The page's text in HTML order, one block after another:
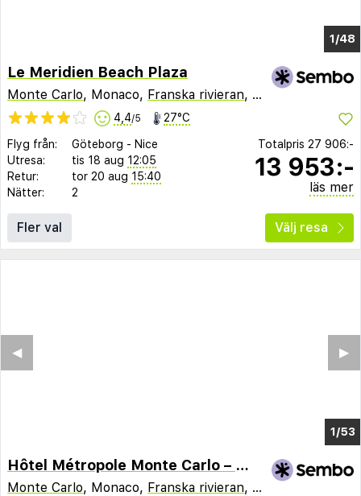
1/44
Le Meridien Beach Plaza
Monte Carlo, Monaco, Franska rivieran, Frankrike
4,4/5 27°C
Flyg från: Göteborg - Nice
Utresa:
tis 18 aug 12:05
Retur:
tor 20 aug 15:40
Nätter:
2
Totalpris 27 906:-
13 953:-
läs mer
Fler val Välj resa
1/49
▶︎
◀︎
Hôtel Métropole Monte Carlo – Spa Guerlain
Monte Carlo, Monaco, Franska rivieran, Frankrike